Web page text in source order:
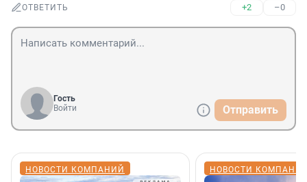
ОТВЕТИТЬ +2 –0
Гость
Войти
Отправить
НОВОСТИ КОМПАНИЙ НОВОСТИ